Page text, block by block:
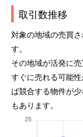
取引数推移
対象の地域の売買
す。
その地域が活発に
すぐに売れる可能
ば競合する物件が
もあります。